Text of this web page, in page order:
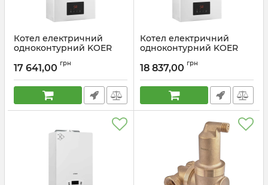
Котел електричний
одноконтурний KOER
колір білий (KR5559)
Артикул: KR5559
17 641,00 грн
Котел електричний
одноконтурний KOER
колір білий (KR5560)
Артикул: KR5560
18 837,00 грн